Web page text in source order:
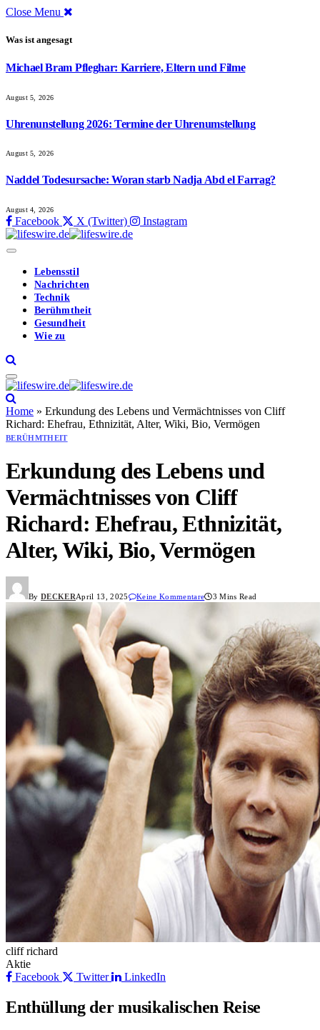
Close Menu
Was ist angesagt
Michael Bram Pfleghar: Karriere, Eltern und Filme
August 5, 2026
Uhrenunstellung 2026: Termine der Uhrenumstellung
August 5, 2026
Naddel Todesursache: Woran starb Nadja Abd el Farrag?
August 4, 2026
Facebook X (Twitter) Instagram
Lebensstil
Nachrichten
Technik
Berühmtheit
Gesundheit
Wie zu
Home » Erkundung des Lebens und Vermächtnisses von Cliff
Richard: Ehefrau, Ethnizität, Alter, Wiki, Bio, Vermögen
BERÜHMTHEIT
Erkundung des Lebens und
Vermächtnisses von Cliff
Richard: Ehefrau, Ethnizität,
Alter, Wiki, Bio, Vermögen
By DECKERApril 13, 2025 Keine Kommentare 3 Mins Read
cliff richard
Aktie
Facebook
Twitter LinkedIn
Enthüllung der musikalischen Reise